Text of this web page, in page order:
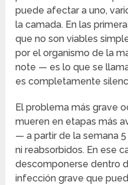
puede afectar a uno,
la camada. En las
que no son viables
por el organismo de la
note — es lo que se
es completamente
El problema más grave
mueren en etapas más
— a partir de la semana
ni reabsorbidos. En ese
descomponerse dentro
infección grave que